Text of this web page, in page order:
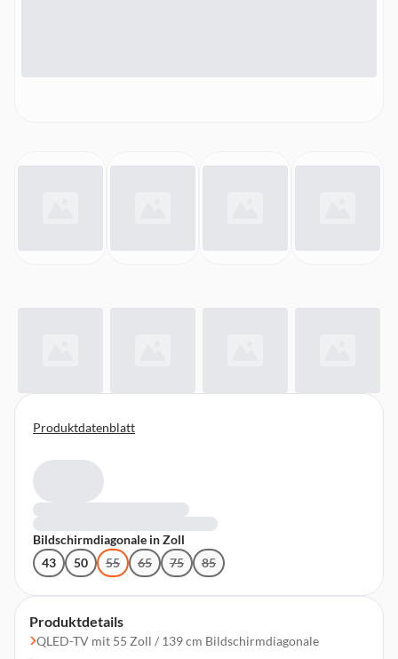
Produktdetails
QLED-TV mit 55 Zoll / 139 cm Bildschirmdiagonale
Produktdatenblatt
Bildschirmdiagonale in Zoll
43
50 55 65 75 85